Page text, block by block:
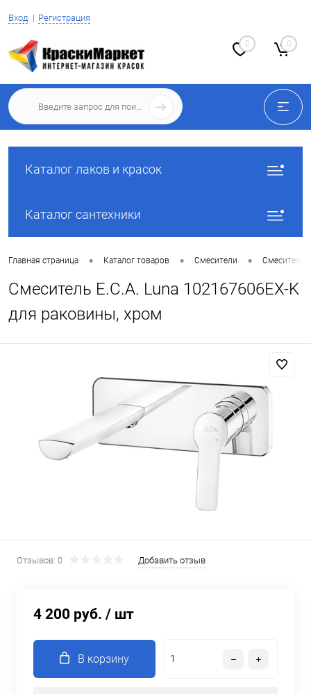
Вход Регистрация
0 0
Каталог лаков и красок
Каталог сантехники
Главная страница • Каталог товаров • Смесители • Смесители
Смеситель E.C.A. Luna 102167606EX-K
для раковины, хром
Отзывов: 0 Добавить отзыв
4 200 руб. / шт
В корзину